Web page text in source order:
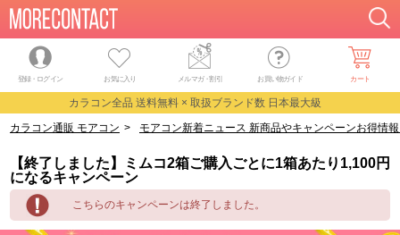
登録・ログイン お気に入り メルマガ・割引 お買い物ガイド カート
カラコン全品 送料無料 × 取扱ブランド数 日本最大級
カラコン通販 モアコン > モアコン新着ニュース 新商品やキャンペーンお得情
【終了しました】ミムコ2箱ご購入ごとに1箱あたり1,100円
になるキャンペーン
こちらのキャンペーンは終了しました。